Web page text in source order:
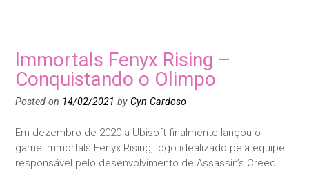
Immortals Fenyx Rising –
Conquistando o Olimpo
Posted on 14/02/2021 by Cyn Cardoso
Em dezembro de 2020 a Ubisoft finalmente lançou o
game Immortals Fenyx Rising, jogo idealizado pela equipe
responsável pelo desenvolvimento de Assassin’s Creed